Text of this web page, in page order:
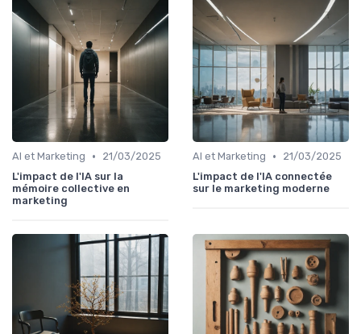
AI et Marketing •
21/03/2025
L'impact de l'IA sur la
mémoire collective en
marketing
AI et Marketing •
21/03/2025
L'impact de l'IA connectée
sur le marketing moderne